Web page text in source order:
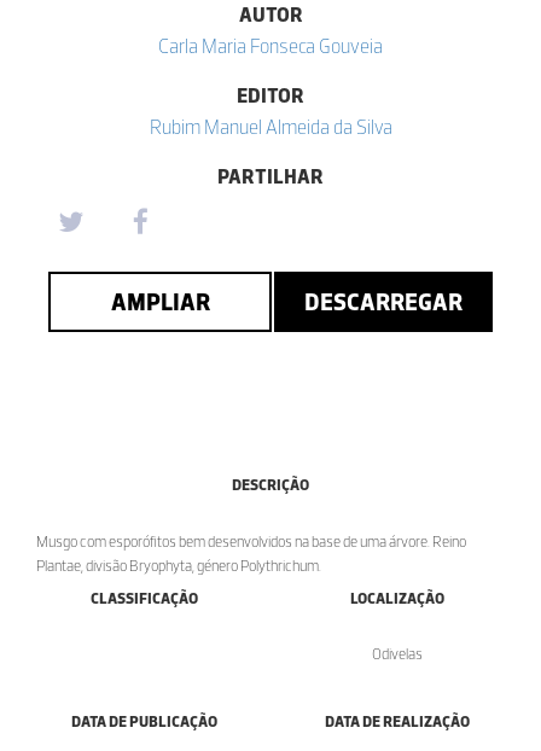
AUTOR
Carla Maria Fonseca Gouveia
EDITOR
Rubim Manuel Almeida da Silva
PARTILHAR
AMPLIAR DESCARREGAR
DESCRIÇÃO
Musgo com esporófitos bem desenvolvidos na base de uma árvore. Reino
Plantae, divisão Bryophyta, género Polythrichum.
CLASSIFICAÇÃO
LOCALIZAÇÃO
Odivelas
DATA DE PUBLICAÇÃO DATA DE REALIZAÇÃO